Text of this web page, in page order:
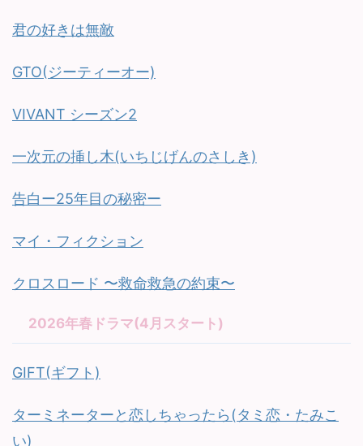
君の好きは無敵
GTO(ジーティーオー)
VIVANT シーズン2
一次元の挿し木(いちじげんのさしき)
告白ー25年目の秘密ー
マイ・フィクション
クロスロード 〜救命救急の約束〜
2026年春ドラマ(4月スタート)
GIFT(ギフト)
ターミネーターと恋しちゃったら(タミ恋・たみこ
い)